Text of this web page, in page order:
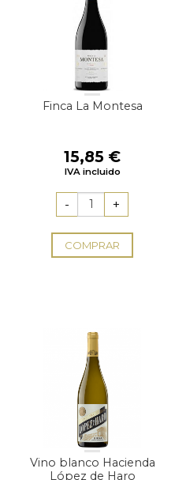
Finca La Montesa
15,85 €
IVA incluido
COMPRAR
Vino blanco Hacienda
López de Haro